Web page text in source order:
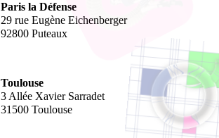
Paris la Défense
29 rue Eugène Eichenberger
92800 Puteaux
Toulouse
3 Allée Xavier Sarradet
31500 Toulouse